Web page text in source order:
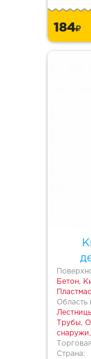
184
Бетон,
Область
Трубы,
Страна: